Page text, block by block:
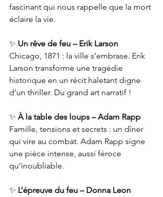
fascinant qui nous rappelle que la mort
éclaire la vie.
✨ Un rêve de feu – Erik Larson
Chicago, 1871 : la ville s’embrase. Erik
Larson transforme une tragédie
historique en un récit haletant digne
d’un thriller. Du grand art narratif !
✨ À la table des loups – Adam Rapp
Famille, tensions et secrets : un dîner
qui vire au combat. Adam Rapp signe
une pièce intense, aussi féroce
qu’inoubliable.
✨ L’épreuve du feu – Donna Leon